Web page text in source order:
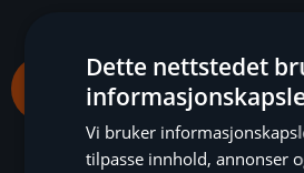
Kontakt oss
Dette nettstedet
Vi bruker
tilpasse innhold, annonser